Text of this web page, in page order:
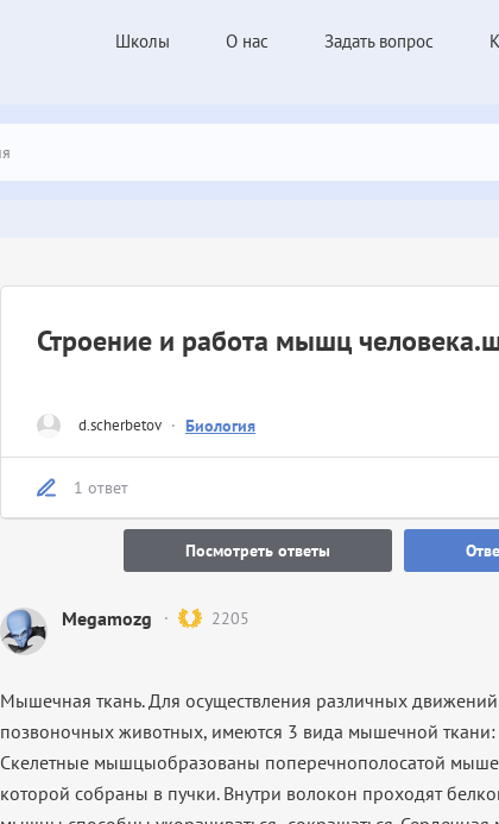
Школы О нас Задать вопрос
d.scherbetov · Биология
Строение и работа мышц
1 ответ
Посмотреть ответы
Megamozg 2205
Мышечная ткань. Для осуществления различных
позвоночных животных, имеются 3 вида мышечной ткани:
Скелетные мышцыобразованы поперечнополосатой
которой собраны в пучки. Внутри волокон проходят